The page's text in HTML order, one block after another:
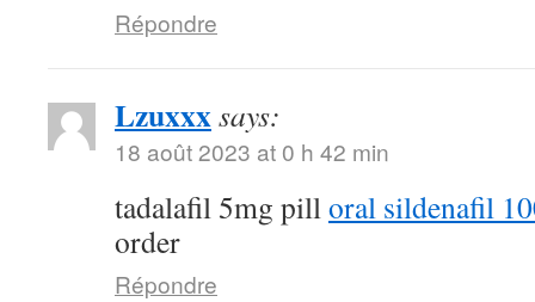
Répondre
Lzuxxxsays:
18 août 2023 at 0 h 42 min
tadalafil 5mg pilloral sildenafil
order
Répondre